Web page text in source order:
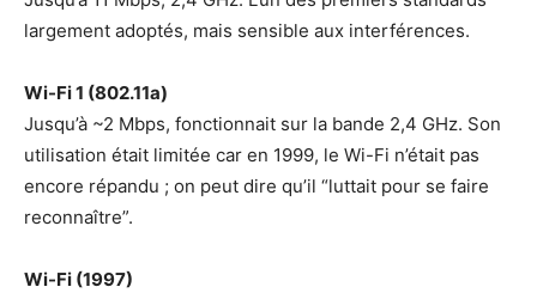
largement adoptés, mais sensible aux interférences.
Wi-Fi 1 (802.11a)
Jusqu’à ~2 Mbps, fonctionnait sur la bande 2,4 GHz. Son
utilisation était limitée car en 1999, le Wi-Fi n’était pas
encore répandu ; on peut dire qu’il “luttait pour se faire
reconnaître”.
Wi-Fi (1997)